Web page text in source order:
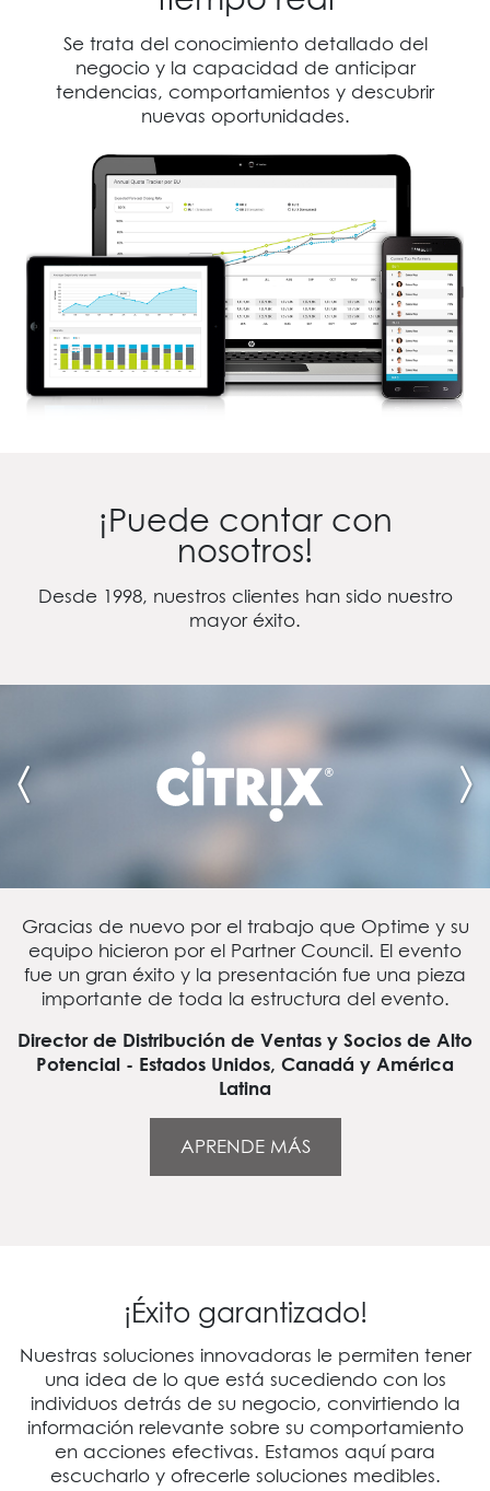
Se trata del conocimiento detallado del
negocio y la capacidad de anticipar
tendencias, comportamientos y descubrir
nuevas oportunidades.
¡Puede contar con
nosotros!
Desde 1998, nuestros clientes han sido nuestro
mayor éxito.
Gracias de nuevo por el trabajo que Optime y su
equipo hicieron por el Partner Council. El evento
fue un gran éxito y la presentación fue una pieza
importante de toda la estructura del evento.
Director de Distribución de Ventas y Socios de Alto
Potencial - Estados Unidos, Canadá y América
Latina
APRENDE MÁS
¡Éxito garantizado!
Nuestras soluciones innovadoras le permiten tener
una idea de lo que está sucediendo con los
individuos detrás de su negocio, convirtiendo la
información relevante sobre su comportamiento
en acciones efectivas. Estamos aquí para
escucharlo y ofrecerle soluciones medibles.